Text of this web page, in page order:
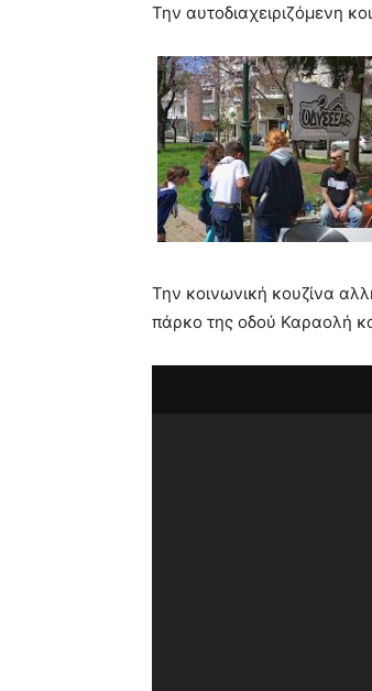
Την αυτοδιαχειριζόμενη
Την κοινωνική κουζίνα
πάρκο της οδού Καραολή